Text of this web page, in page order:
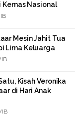
Kemas Nasional
Mesin Jahit Tua
Lima Keluarga
Kisah Veronika
di Hari Anak